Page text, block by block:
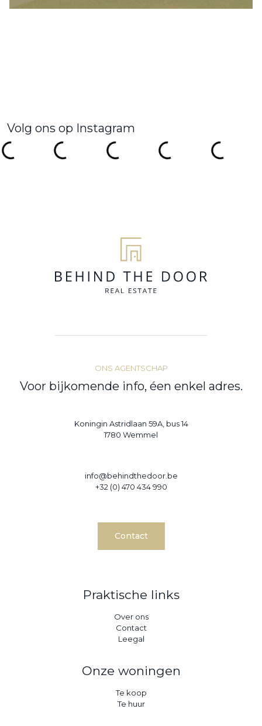
Volg ons op Instagram
ONS AGENTSCHAP
Voor bijkomende info, éen enkel adres.
Koningin Astridlaan 59A, bus 14
1780 Wemmel
info@behindthedoor.be
+32 (0) 470 434 990
Contact
Praktische links
Over ons
Contact
Leegal
Onze woningen
Te koop
Te huur